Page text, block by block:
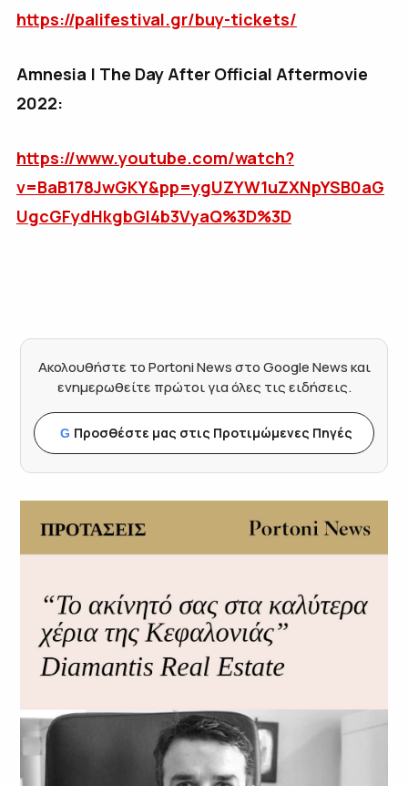
https://palifestival.gr/buy-tickets/
Amnesia | The Day After Official Aftermovie
2022:
https://www.youtube.com/watch?
v=BaB178JwGKY&pp=ygUZYW1uZXNpYSB0aG
UgcGFydHkgbGl4b3VyaQ%3D%3D
Ακολουθήστε το Portoni News στο Google News και
ενημερωθείτε πρώτοι για όλες τις ειδήσεις.
G Προσθέστε μας στις Προτιμώμενες Πηγές